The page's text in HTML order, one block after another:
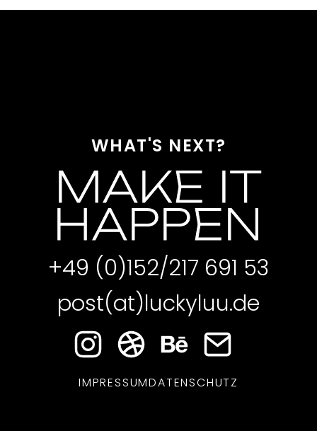
WHAT'S NEXT?
MAKE IT
HAPPEN
+49 (0)152/217 691 53
post(at)luckyluu.de
IMPRESSUMDATENSCHUTZ